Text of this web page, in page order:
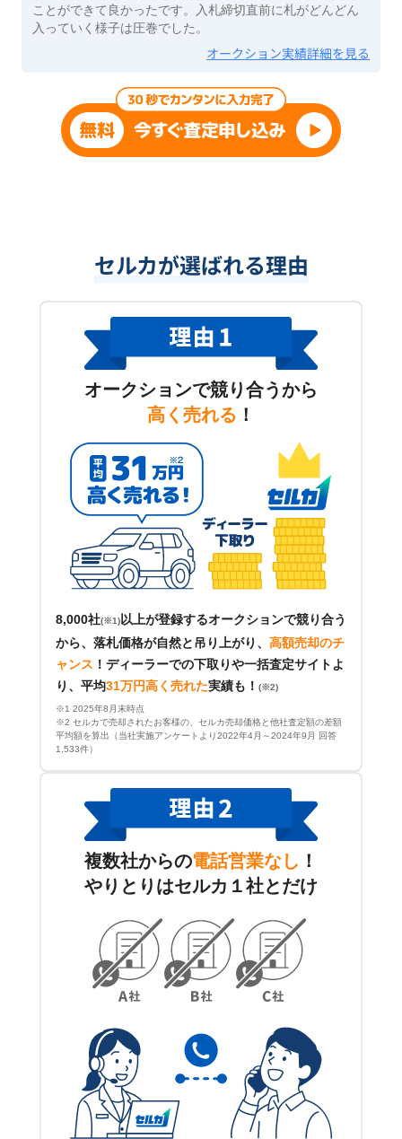
ことができて良かったです。入札締切直前に札がどんどん
入っていく様子は圧巻でした。
オークション実績詳細を見る
セルカが選ばれる理由
オークションで競り合うから
高く売れる ！
8,000社(※1) 以上が登録するオークションで競り合う
から、落札価格が自然と吊り上がり、 高額売却のチ
ャンス ！ ディーラーでの下取りや一括査定サイトよ
り、平均31万円高く売れた実績も！ (※2)
※1 2025年8月末時点
※2 セルカで売却されたお客様の、セルカ売却価格と他社査定額の差額
平均額を算出（当社実施アンケートより2022年4月～2024年9月 回答
1,533件）
複数社からの電話営業なし ！
やりとりはセルカ１社とだけ